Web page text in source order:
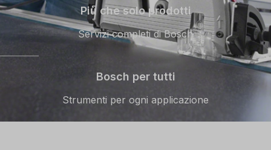
Più che solo prodotti
Servizi completi di Bosch
Bosch per tutti
Strumenti per ogni applicazione